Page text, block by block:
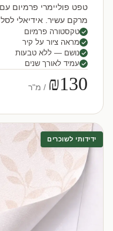
טפט פוליימרי פרמיום
מרקם עשיר. אידיאלי
טקסטורה פרמיום
מראה ציור על קיר
נושם — ללא טבעות
עמיד לאורך שנים
₪130 / מ"ר
ידידותי לשוכרים